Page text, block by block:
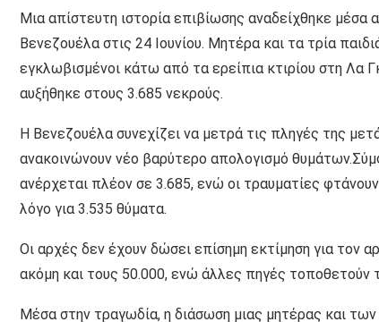
Μια απίστευτη ιστορία επιβίωσης αναδείχθηκε
Βενεζουέλα στις 24 Ιουνίου. Μητέρα και τα τρία
εγκλωβισμένοι κάτω από τα ερείπια κτιρίου στη Λα
αυξήθηκε στους 3.685 νεκρούς.
Η Βενεζουέλα συνεχίζει να μετρά τις πληγές της
ανακοινώνουν νέο βαρύτερο απολογισμό
ανέρχεται πλέον σε 3.685, ενώ οι τραυματίες
λόγο για 3.535 θύματα.
Οι αρχές δεν έχουν δώσει επίσημη εκτίμηση για τον
ακόμη και τους 50.000, ενώ άλλες πηγές τοποθετούν
Μέσα στην τραγωδία, η διάσωση μιας μητέρας και